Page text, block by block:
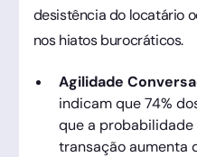
desistência do locatário
nos hiatos burocráticos.
Agilidade
indicam que 74%
que a
transação aumenta